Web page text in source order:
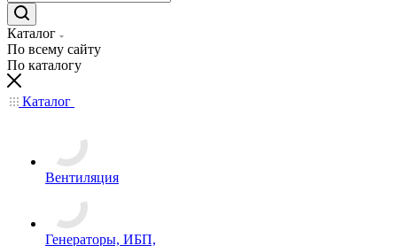
Каталог
По всему сайту
По каталогу
Каталог
Вентиляция
Генераторы, ИБП,